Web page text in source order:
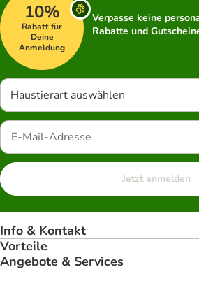
10%
Rabatt für
Deine
Anmeldung
Verpasse keine
Rabatte und
Haustierart auswählen
Jetzt anmelden
Info & Kontakt
Vorteile
Angebote & Services